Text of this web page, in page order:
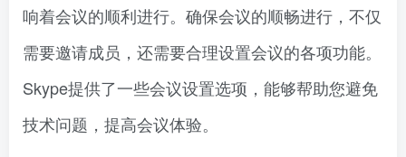
响着会议的顺利进行。确保会议的顺畅进行，不仅
需要邀请成员，还需要合理设置会议的各项功能。
Skype提供了一些会议设置选项，能够帮助您避免
技术问题，提高会议体验。